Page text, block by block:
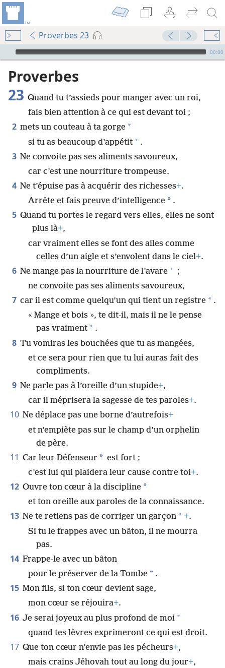
Proverbes 23
Audio Player
00:00
Proverbes
23 Quand tu t’assieds pour manger avec un roi,
fais bien attention à ce qui est devant toi ;
2 mets un couteau à ta gorge *
si tu as beaucoup d’appétit * .
3 Ne convoite pas ses aliments savoureux,
car c’est une nourriture trompeuse.
4 Ne t’épuise pas à acquérir des richesses+.
Arrête et fais preuve d’intelligence * .
5 Quand tu portes le regard vers elles, elles ne sont
plus là+,
car vraiment elles se font des ailes comme
celles d’un aigle et s’envolent dans le ciel+.
6 Ne mange pas la nourriture de l’avare * ;
ne convoite pas ses aliments savoureux,
7 car il est comme quelqu’un qui tient un registre * .
« Mange et bois », te dit-il, mais il ne le pense
pas vraiment * .
8 Tu vomiras les bouchées que tu as mangées,
et ce sera pour rien que tu lui auras fait des
compliments.
9 Ne parle pas à l’oreille d’un stupide+,
car il méprisera la sagesse de tes paroles+.
10 Ne déplace pas une borne d’autrefois+
et n’empiète pas sur le champ d’un orphelin
de père.
11 Car leur Défenseur * est fort ;
c’est lui qui plaidera leur cause contre toi+.
12 Ouvre ton cœur à la discipline *
et ton oreille aux paroles de la connaissance.
13 Ne te retiens pas de corriger un garçon * +.
Si tu le frappes avec un bâton, il ne mourra
pas.
14 Frappe-le avec un bâton
pour le préserver de la Tombe * .
15 Mon fils, si ton cœur devient sage,
mon cœur se réjouira+.
16 Je serai joyeux au plus profond de moi *
quand tes lèvres exprimeront ce qui est droit.
17 Que ton cœur n’envie pas les pécheurs+,
mais crains Jéhovah tout au long du jour+,